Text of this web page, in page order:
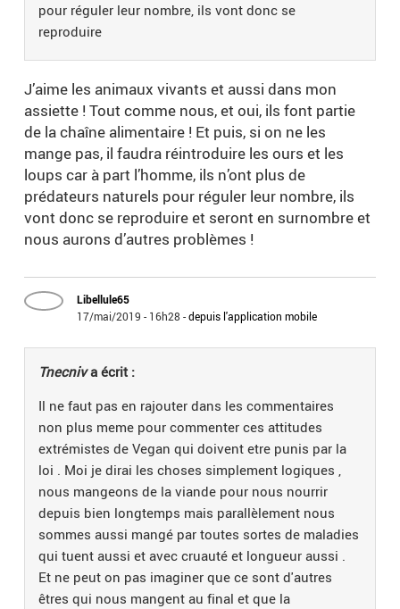
pour réguler leur nombre, ils vont donc se
reproduire
J’aime les animaux vivants et aussi dans mon
assiette ! Tout comme nous, et oui, ils font partie
de la chaîne alimentaire ! Et puis, si on ne les
mange pas, il faudra réintroduire les ours et les
loups car à part l’homme, ils n’ont plus de
prédateurs naturels pour réguler leur nombre, ils
vont donc se reproduire et seront en surnombre et
nous aurons d’autres problèmes !
Libellule65
17/mai/2019 - 16h28 -depuis l'application mobile
Tnecniva écrit :
Il ne faut pas en rajouter dans les commentaires
non plus meme pour commenter ces attitudes
extrémistes de Vegan qui doivent etre punis par la
loi . Moi je dirai les choses simplement logiques ,
nous mangeons de la viande pour nous nourrir
depuis bien longtemps mais parallèlement nous
sommes aussi mangé par toutes sortes de maladies
qui tuent aussi et avec cruauté et longueur aussi .
Et ne peut on pas imaginer que ce sont d'autres
êtres qui nous mangent au final et que la